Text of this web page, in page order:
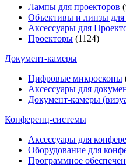
Лампы для проекторов
Объективы и линзы для
Аксессуары для
Проекторы (1124)
Документ-камеры
Цифровые микроскопы
Аксессуары для
Документ-камеры
Конференц-системы
Аксессуары для
Оборудование для
Программное